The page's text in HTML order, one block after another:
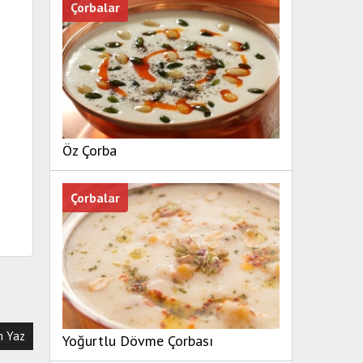
Yaz
Öz Çorba
Çorbalar
Yoğurtlu Dövme Çorbası
Çorbalar